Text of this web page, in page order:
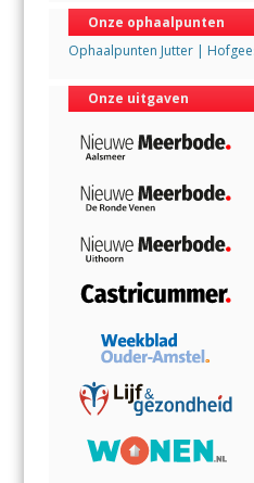
Onze ophaalpunten
Ophaalpunten Jutter |
Onze uitgaven